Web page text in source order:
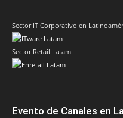
Sector IT Corporativo en
Sector Retail Latam
Evento de Canales en